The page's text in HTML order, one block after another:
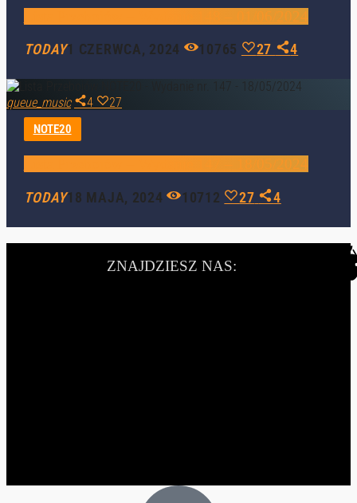
Lista Przebojów – Wydanie 148 – 01/06/2024
TODAY1 CZERWCA, 2024 10765 27 4
queue_music 4 27
NOTE20
Lista Przebojów – Wydanie 147 – 18/05/2024
TODAY18 MAJA, 2024 10712 27 4
ZNAJDZIESZ NAS: